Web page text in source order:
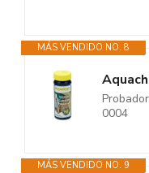
MÁS VENDIDO NO. 8
0004
MÁS VENDIDO NO. 9